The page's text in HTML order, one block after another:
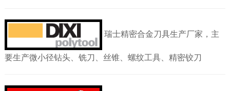
瑞士精密合金刀具生产厂家，主
要生产微小径钻头、铣刀、丝锥、螺纹工具、精密铰刀